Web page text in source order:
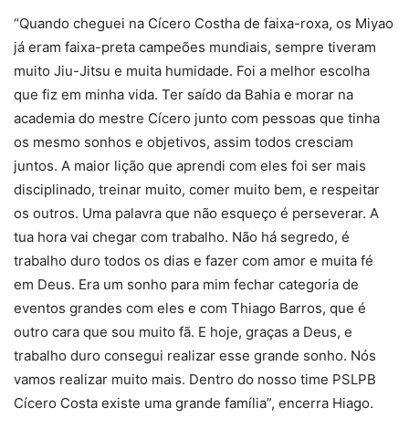
“Quando cheguei na Cícero Costha de faixa-roxa, os Miyao
já eram faixa-preta campeões mundiais, sempre tiveram
muito Jiu-Jitsu e muita humidade. Foi a melhor escolha
que fiz em minha vida. Ter saído da Bahia e morar na
academia do mestre Cícero junto com pessoas que tinha
os mesmo sonhos e objetivos, assim todos cresciam
juntos. A maior lição que aprendi com eles foi ser mais
disciplinado, treinar muito, comer muito bem, e respeitar
os outros. Uma palavra que não esqueço é perseverar. A
tua hora vai chegar com trabalho. Não há segredo, é
trabalho duro todos os dias e fazer com amor e muita fé
em Deus. Era um sonho para mim fechar categoria de
eventos grandes com eles e com Thiago Barros, que é
outro cara que sou muito fã. E hoje, graças a Deus, e
trabalho duro consegui realizar esse grande sonho. Nós
vamos realizar muito mais. Dentro do nosso time PSLPB
Cícero Costa existe uma grande família”, encerra Hiago.